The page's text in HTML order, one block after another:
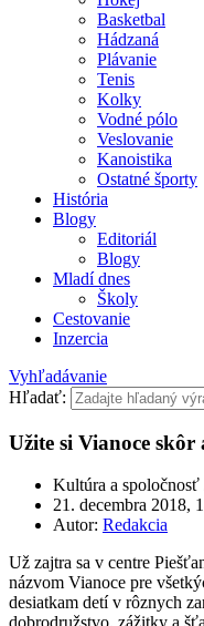
Basketbal
Hádzaná
Plávanie
Tenis
Kolky
Vodné pólo
Veslovanie
Kanoistika
Ostatné športy
História
Blogy
Editoriál
Blogy
Mladí dnes
Školy
Cestovanie
Inzercia
Vyhľadávanie
Hľadať:
Užite si Vianoce
Kultúra a spoločnosť
21. decembra 2018,
Autor: Redakcia
Už zajtra sa v centre
názvom Vianoce pre
desiatkam detí v rôznych